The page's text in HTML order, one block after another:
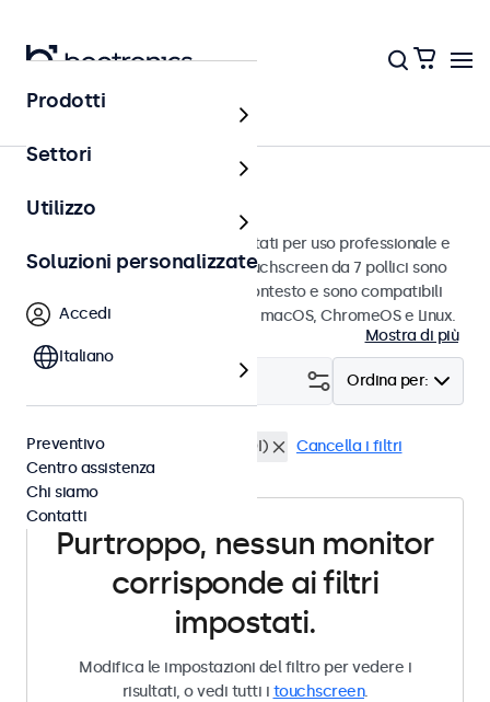
Touchscreen
Touchscreen da 7 pollici
Touchscreen da 7 pollici progettati per uso professionale e
uso continuo. Questi monitor touchscreen da 7 pollici sono
facili da integrare in qualsiasi contesto e sono compatibili
con i sistemi operativi Windows, macOS, ChromeOS e Linux.
Mostra di più
Ordina per:
Touchscreen 7 pollici BNC (SDI) Cancella i filtri
Purtroppo, nessun monitor
corrisponde ai filtri
impostati.
Modifica le impostazioni del filtro per vedere i
risultati, o vedi tutti i touchscreen.
Prodotti
Settori
Utilizzo
Soluzioni personalizzate
Accedi
Italiano
Preventivo
Centro assistenza
Chi siamo
Contatti